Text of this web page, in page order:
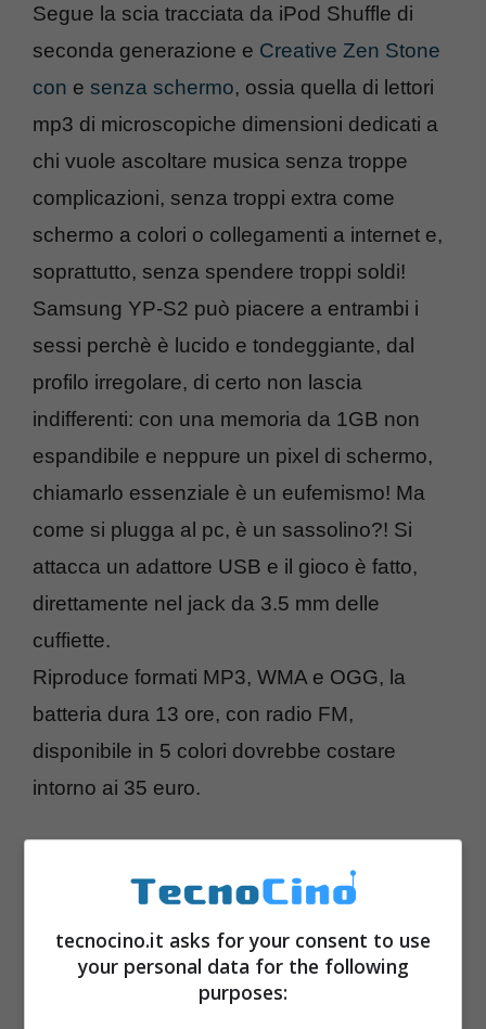
Segue la scia tracciata da iPod Shuffle di
seconda generazione e Creative Zen Stone
con e senza schermo, ossia quella di lettori
mp3 di microscopiche dimensioni dedicati a
chi vuole ascoltare musica senza troppe
complicazioni, senza troppi extra come
schermo a colori o collegamenti a internet e,
soprattutto, senza spendere troppi soldi!
Samsung YP-S2 può piacere a entrambi i
sessi perchè è lucido e tondeggiante, dal
profilo irregolare, di certo non lascia
indifferenti: con una memoria da 1GB non
espandibile e neppure un pixel di schermo,
chiamarlo essenziale è un eufemismo! Ma
come si plugga al pc, è un sassolino?! Si
attacca un adattore USB e il gioco è fatto,
direttamente nel jack da 3.5 mm delle
cuffiette.
Riproduce formati MP3, WMA e OGG, la
batteria dura 13 ore, con radio FM,
disponibile in 5 colori dovrebbe costare
intorno ai 35 euro.
tecnocino.it asks for your consent to use
your personal data for the following
purposes: